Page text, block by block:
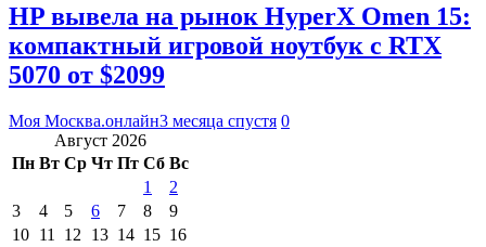
HP вывела на рынок HyperX Omen 15:
компактный игровой ноутбук с RTX
5070 от $2099
Моя Москва.онлайн3 месяца спустя 0
Август 2026
Пн Вт Ср Чт Пт Сб Вс
1
2
3
4 5 6 7 8
9
10 11 12 13 14 15 16